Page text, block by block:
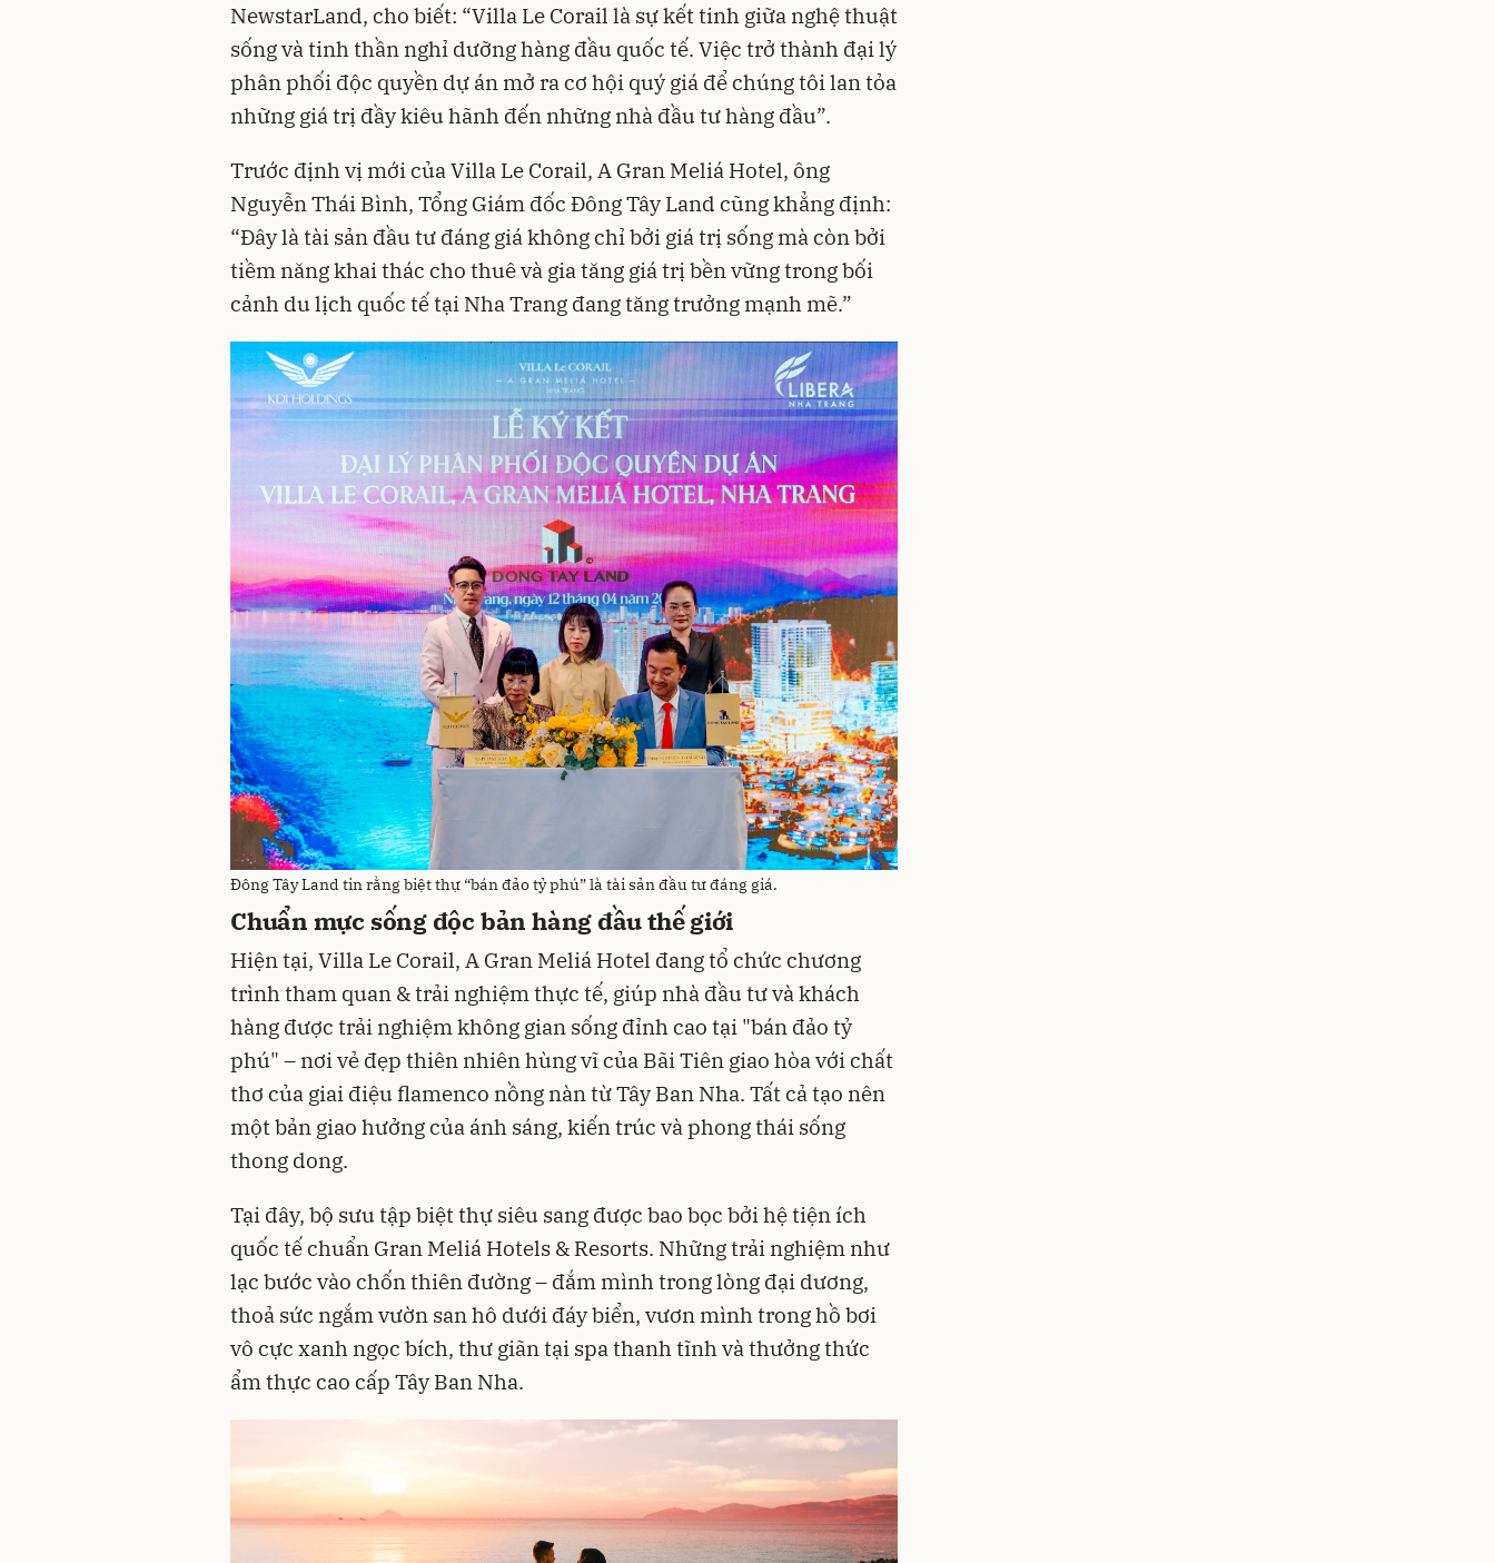
NewstarLand, cho biết: “Villa Le Corail là sự kết tinh giữa nghệ thuật
sống và tinh thần nghỉ dưỡng hàng đầu quốc tế. Việc trở thành đại lý
phân phối độc quyền dự án mở ra cơ hội quý giá để chúng tôi lan tỏa
những giá trị đầy kiêu hãnh đến những nhà đầu tư hàng đầu”.
Trước định vị mới của Villa Le Corail, A Gran Meliá Hotel, ông
Nguyễn Thái Bình, Tổng Giám đốc Đông Tây Land cũng khẳng định:
“Đây là tài sản đầu tư đáng giá không chỉ bởi giá trị sống mà còn bởi
tiềm năng khai thác cho thuê và gia tăng giá trị bền vững trong bối
cảnh du lịch quốc tế tại Nha Trang đang tăng trưởng mạnh mẽ.”
Đông Tây Land tin rằng biệt thự “bán đảo tỷ phú” là tài sản đầu tư đáng giá.
Chuẩn mực sống độc bản hàng đầu thế giới
Hiện tại, Villa Le Corail, A Gran Meliá Hotel đang tổ chức chương
trình tham quan & trải nghiệm thực tế, giúp nhà đầu tư và khách
hàng được trải nghiệm không gian sống đỉnh cao tại "bán đảo tỷ
phú" – nơi vẻ đẹp thiên nhiên hùng vĩ của Bãi Tiên giao hòa với chất
thơ của giai điệu flamenco nồng nàn từ Tây Ban Nha. Tất cả tạo nên
một bản giao hưởng của ánh sáng, kiến trúc và phong thái sống
thong dong.
Tại đây, bộ sưu tập biệt thự siêu sang được bao bọc bởi hệ tiện ích
quốc tế chuẩn Gran Meliá Hotels & Resorts. Những trải nghiệm như
lạc bước vào chốn thiên đường – đắm mình trong lòng đại dương,
thoả sức ngắm vườn san hô dưới đáy biển, vươn mình trong hồ bơi
vô cực xanh ngọc bích, thư giãn tại spa thanh tĩnh và thưởng thức
ẩm thực cao cấp Tây Ban Nha.